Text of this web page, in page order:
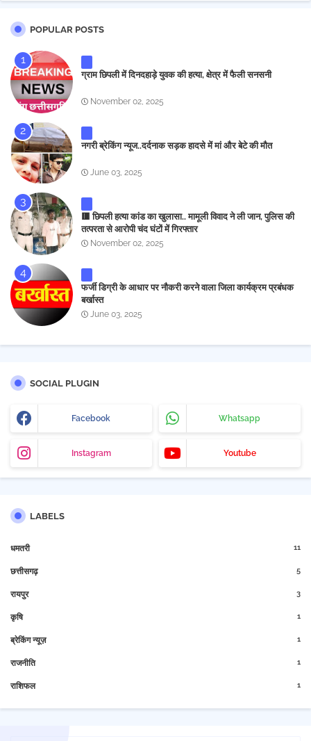
POPULAR POSTS
ग्राम छिपली में दिनदहाड़े युवक की हत्या, क्षेत्र में फैली सनसनी
November 02, 2025
नगरी ब्रेकिंग न्यूज..दर्दनाक सड़क हादसे में मां और बेटे की मौत
June 03, 2025
🟥 छिपली हत्या कांड का खुलासा.. मामूली विवाद ने ली जान, पुलिस की
तत्परता से आरोपी चंद घंटों में गिरफ्तार
November 02, 2025
फर्जी डिग्री के आधार पर नौकरी करने वाला जिला कार्यक्रम प्रबंधक
बर्खास्त
June 03, 2025
SOCIAL PLUGIN
Facebook Whatsapp
Instagram Youtube
LABELS
धमतरी 11
छत्तीसगढ़ 5
रायपुर 3
कृषि 1
ब्रेकिंग न्यूज़ 1
राजनीति 1
राशिफल 1